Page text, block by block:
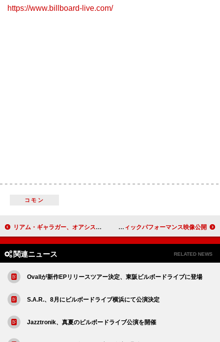
https://www.billboard-live.com/
コモン
リアム・ギャラガー、オアシスのリハーサルに参加し“サウンドはマジでヤバかった”とコメント 羊文学、USツアー中にサンタモニカビーチで撮影したアコースティックパフォーマンス映像公開
関連ニュース RELATED NEWS
Ovallが新作EPリリースツアー決定、東阪ビルボードライブに登場
S.A.R.、8月にビルボードライブ横浜にて公演決定
Jazztronik、真夏のビルボードライブ公演を開催